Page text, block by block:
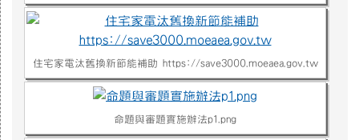
住宅家電汰舊換新節能補助 https://save3000.moeaea.gov.tw
命題與審題實施辦法p1.png